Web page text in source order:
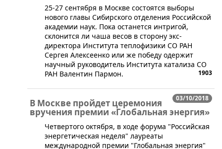
25-27 сентября в Москве состоятся выборы
нового главы Сибирского отделения Российской
академии наук. Пока останется интригой,
склонится ли чаша весов в сторону экс-
директора Института теплофизики СО РАН
Сергея Алексеенко или же победу одержит
научный руководитель Института катализа СО
РАН Валентин Пармон.
1903
03/10/2018
В Москве пройдет церемония
вручения премии «Глобальная энергия»
Четвертого октября, в ходе форума "Российская
энергетическая неделя" лауреаты
международной премии "Глобальная энергия"